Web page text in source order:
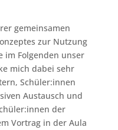
gemeinsamen
zur Nutzung
im Folgenden unser
mich dabei sehr
Schüler:innen
Austausch und
der
Vortrag in der Aula